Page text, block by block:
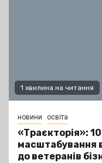
1 хвилина на читання
новини освіта
«Траєкторія»:
масштабування
до ветеранів